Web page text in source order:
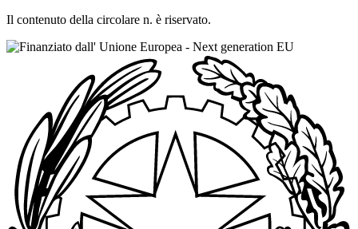
Il contenuto della circolare n. è riservato.